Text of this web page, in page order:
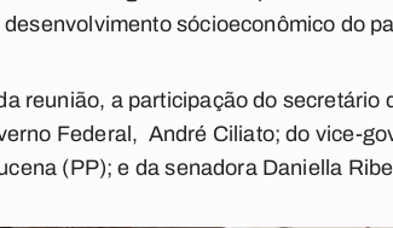
sócioeconômico do
reunião, a participação do secretário
Federal, André Ciliato; do vice-
(PP); e da senadora Daniella